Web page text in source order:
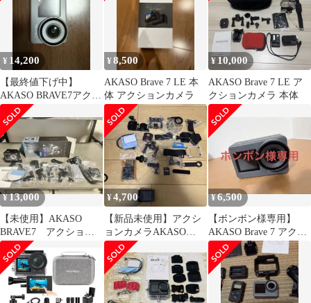
¥ 14,200
【最終値下げ中】
AKASO BRAVE7アクシ
ョンカメラセット
¥8,500
AKASO Brave 7 LE 本
体 アクションカメラ
¥10,000
AKASO Brave 7 LE ア
クションカメラ 本体
¥13,000
【未使用】AKASO
BRAVE7 アクション
カメラ
¥4,700
【新品未使用】アクシ
ョンカメラAKASO
brave4
¥6,500
【ボンボン様専用】
AKASO Brave 7 アクシ
ョンカメラ 本体